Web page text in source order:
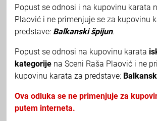
Popust se odnosi i na kupovinu karata
Plaović i ne primenjuje se za kupovinu
predstave: Balkanski špijun.
Popust se odnosi na kupovinu karata
kategorije na Sceni Raša Plaović i ne
kupovinu karata za predstave:
Ova odluka se ne primenjuje za
putem interneta.